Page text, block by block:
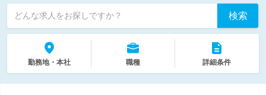
どんな求人をお探しですか？ 検索
勤務地・本社 職種 詳細条件